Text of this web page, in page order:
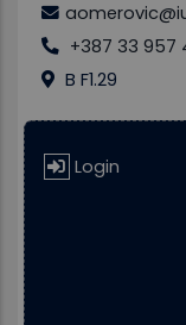
+387 33 957
B F1.29
Login